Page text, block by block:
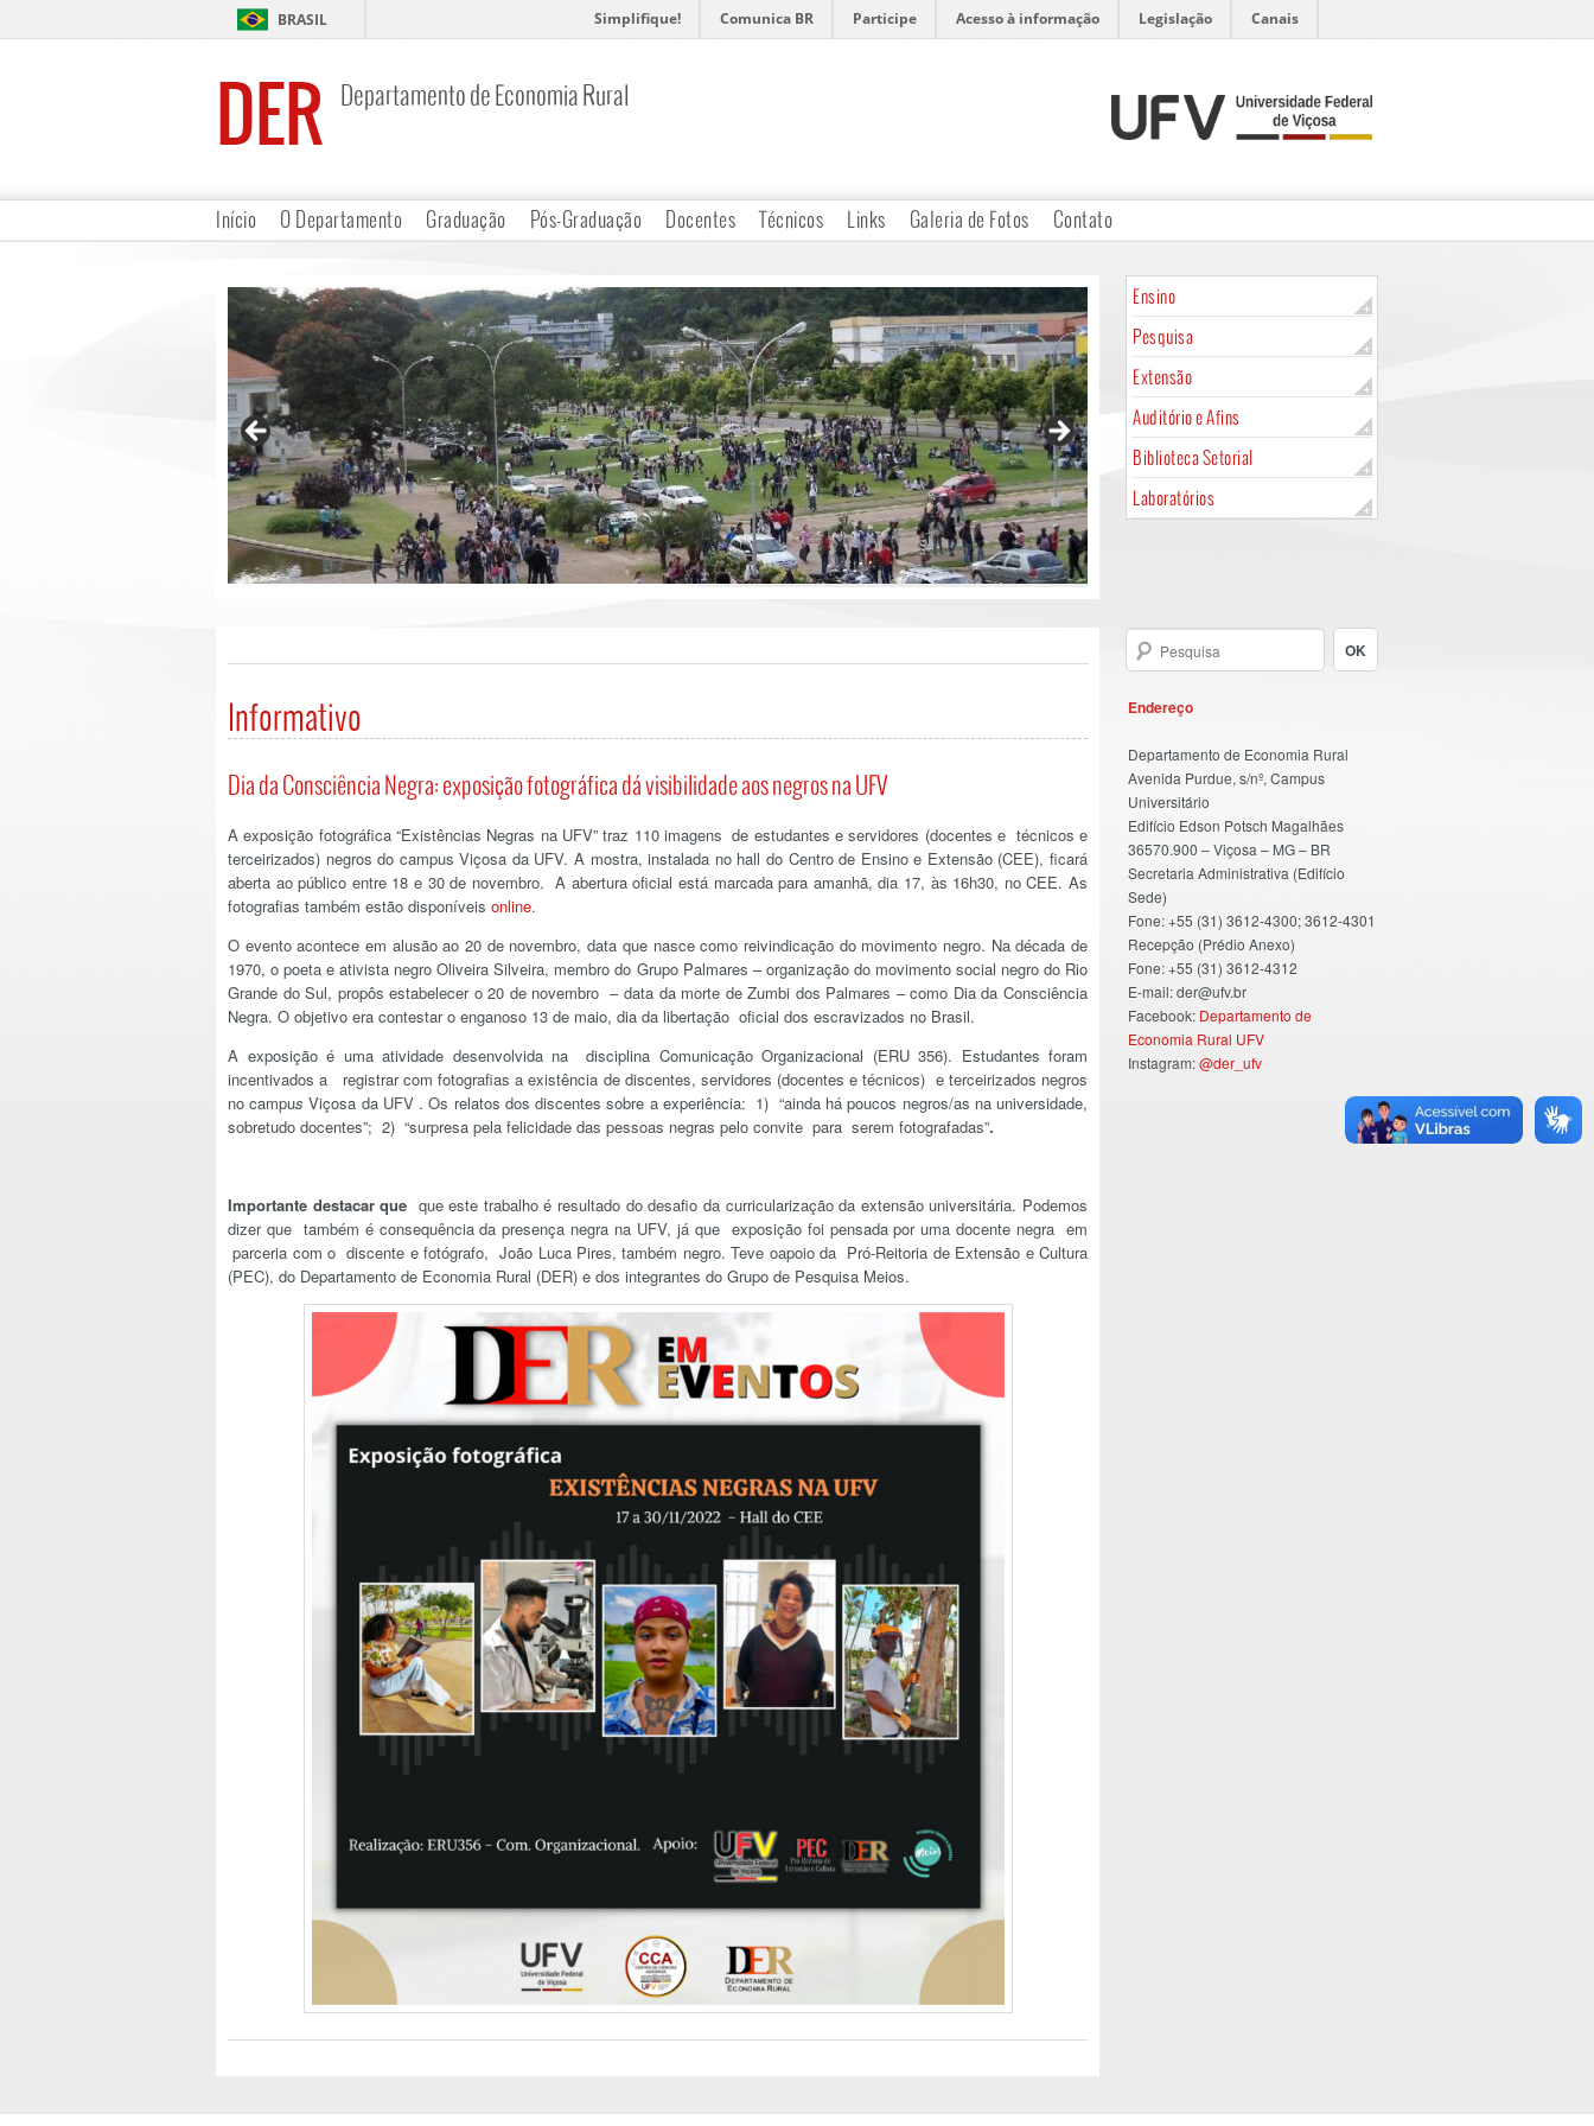
BRASIL Simplifique! Comunica BR Participe Acesso à informação Legislação Canais
DER Departamento de Economia Rural
Início O Departamento Graduação Pós-Graduação Docentes Técnicos Links Galeria de Fotos Contato
Ensino
Pesquisa
Extensão
Auditório e Afins
Biblioteca Setorial
Laboratórios
Endereço
Departamento de Economia Rural
Avenida Purdue, s/nº, Campus
Universitário
Edifício Edson Potsch Magalhães
36570.900 – Viçosa – MG – BR
Secretaria Administrativa (Edifício
Sede)
Fone: +55 (31) 3612-4300; 3612-4301
Recepção (Prédio Anexo)
Fone: +55 (31) 3612-4312
E-mail: der@ufv.br
Facebook: Departamento de
Economia Rural UFV
Instagram:@der_ufv
Informativo
Dia da Consciência Negra: exposição fotográfica dá visibilidade aos negros na UFV
A exposição fotográfica “Existências Negras na UFV” traz 110 imagens de estudantes e servidores (docentes e técnicos e
terceirizados) negros do campus Viçosa da UFV. A mostra, instalada no hall do Centro de Ensino e Extensão (CEE), ficará
aberta ao público entre 18 e 30 de novembro. A abertura oficial está marcada para amanhã, dia 17, às 16h30, no CEE. As
fotografias também estão disponíveis online.
O evento acontece em alusão ao 20 de novembro, data que nasce como reivindicação do movimento negro. Na década de
1970, o poeta e ativista negro Oliveira Silveira, membro do Grupo Palmares – organização do movimento social negro do Rio
Grande do Sul, propôs estabelecer o 20 de novembro – data da morte de Zumbi dos Palmares – como Dia da Consciência
Negra. O objetivo era contestar o enganoso 13 de maio, dia da libertação oficial dos escravizados no Brasil.
A exposição é uma atividade desenvolvida na disciplina Comunicação Organizacional (ERU 356). Estudantes foram
incentivados a registrar com fotografias a existência de discentes, servidores (docentes e técnicos) e terceirizados negros
no campus Viçosa da UFV . Os relatos dos discentes sobre a experiência: 1) “ainda há poucos negros/as na universidade,
sobretudo docentes”; 2) “surpresa pela felicidade das pessoas negras pelo convite para serem fotografadas”.
Importante destacar que que este trabalho é resultado do desafio da curricularização da extensão universitária. Podemos
dizer que também é consequência da presença negra na UFV, já que exposição foi pensada por uma docente negra em
parceria com o discente e fotógrafo, João Luca Pires, também negro. Teve oapoio da Pró-Reitoria de Extensão e Cultura
(PEC), do Departamento de Economia Rural (DER) e dos integrantes do Grupo de Pesquisa Meios.